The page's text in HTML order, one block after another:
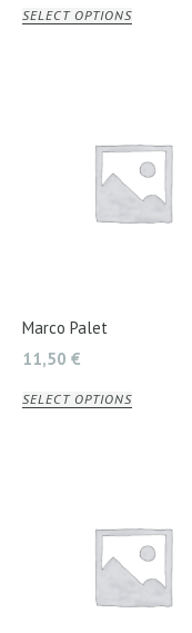
SELECT OPTIONS
Marco Palet
11,50 €
SELECT OPTIONS